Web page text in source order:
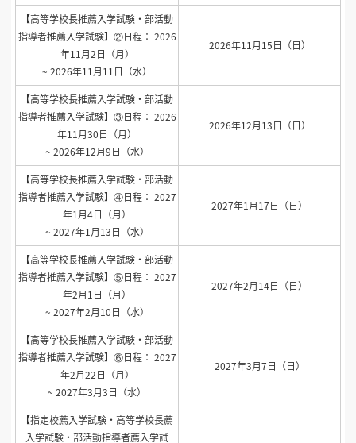
【高等学校長推薦入学試験・部活動
指導者推薦入学試験】②日程： 2026
年11月2日（月）
~ 2026年11月11日（水）
2026年11月15日（日）
【高等学校長推薦入学試験・部活動
指導者推薦入学試験】③日程： 2026
年11月30日（月）
~ 2026年12月9日（水）
2026年12月13日（日）
【高等学校長推薦入学試験・部活動
指導者推薦入学試験】④日程： 2027
年1月4日（月）
~ 2027年1月13日（水）
2027年1月17日（日）
【高等学校長推薦入学試験・部活動
指導者推薦入学試験】⑤日程： 2027
年2月1日（月）
~ 2027年2月10日（水）
2027年2月14日（日）
【高等学校長推薦入学試験・部活動
指導者推薦入学試験】⑥日程： 2027
年2月22日（月）
~ 2027年3月3日（水）
2027年3月7日（日）
【指定校薦入学試験・高等学校長薦
入学試験・部活動指導者薦入学試